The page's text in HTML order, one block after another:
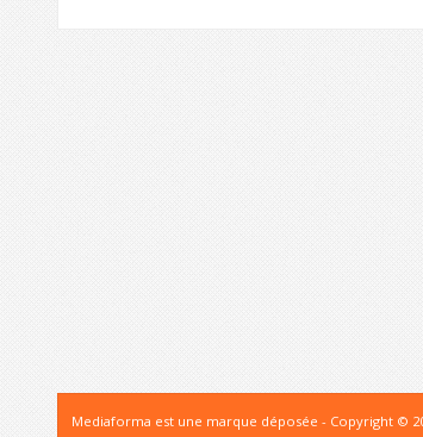
Mediaforma est une marque déposée - Copyright ©